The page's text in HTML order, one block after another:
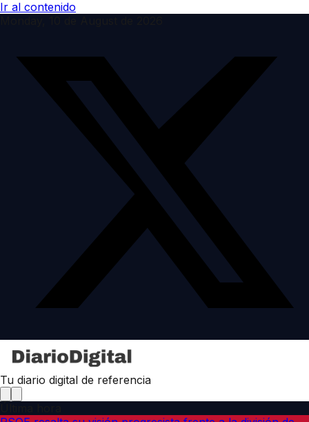
Ir al contenido
Tu diario digital de referencia